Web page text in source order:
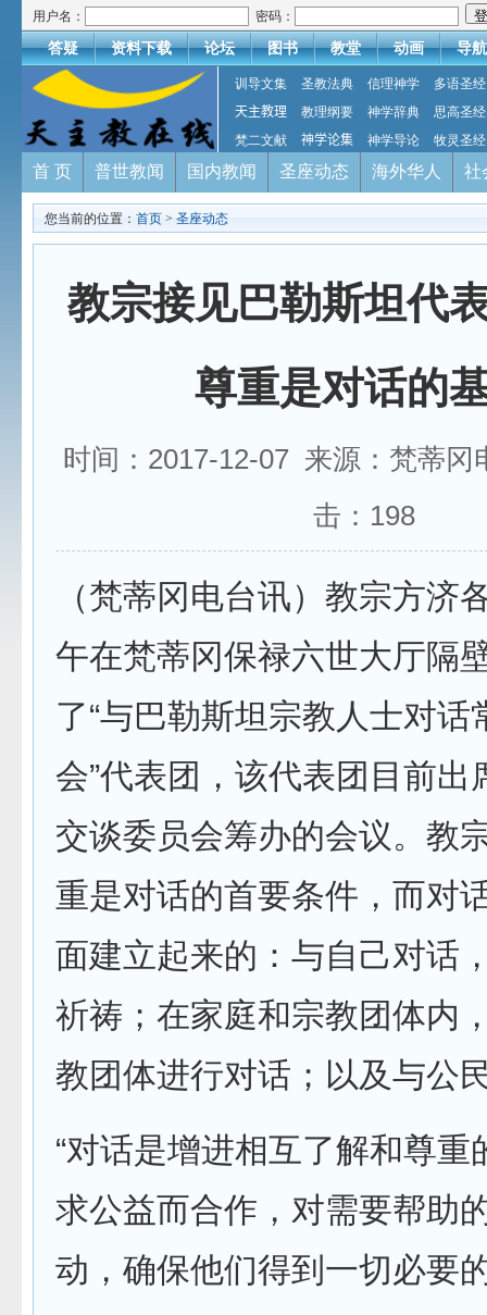
用户名： 密码：
答疑 资料下载 论坛 图书 教堂 动画 导航
训导文集 圣教法典 信理神学
多语圣经
天主教理
教理纲要 神学辞典
思高圣经
梵二文献
神学论集 神学导论 牧灵圣经
首 页 普世教闻 国内教闻 圣座动态 海外华人 社
您当前的位置： 首页 > 圣座动态
教宗接见巴勒斯坦代
尊重是对话的
时间：2017-12-07 来源：梵蒂
击： 198
（梵蒂冈电台讯）教宗方济
午在梵蒂冈保禄六世大厅隔
了“与巴勒斯坦宗教人士对话
会”代表团，该代表团目前出
交谈委员会筹办的会议。教
重是对话的首要条件，而对
面建立起来的：与自己对话
祈祷；在家庭和宗教团体内
教团体进行对话；以及与公
“对话是增进相互了解和尊重
求公益而合作，对需要帮助
动，确保他们得到一切必要